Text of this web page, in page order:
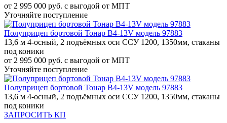
от 2 995 000 руб. с выгодой от МПТ
Уточняйте поступление
Полуприцеп бортовой Тонар B4-13V модель 97883
13,6 м 4-осный, 2 подъёмных оси ССУ 1200, 1350мм, стаканы
под коники
от 2 995 000 руб. с выгодой от МПТ
Уточняйте поступление
Полуприцеп бортовой Тонар B4-13V модель 97883
13,6 м 4-осный, 2 подъёмных оси ССУ 1200, 1350мм, стаканы
под коники
ЗАПРОСИТЬ КП